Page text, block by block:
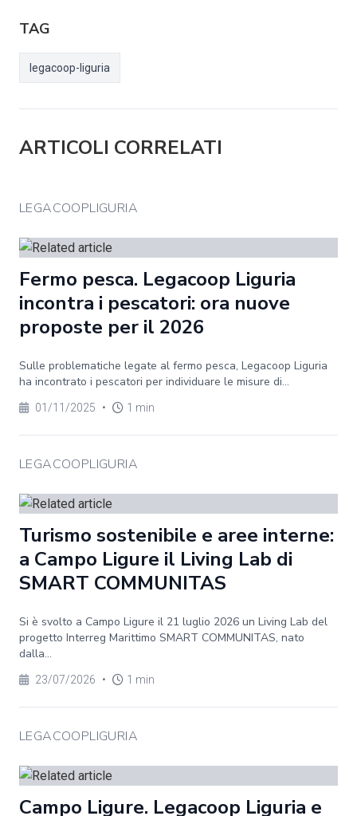
TAG
legacoop-liguria
ARTICOLI CORRELATI
LEGACOOPLIGURIA
Fermo pesca. Legacoop Liguria
incontra i pescatori: ora nuove
proposte per il 2026
Sulle problematiche legate al fermo pesca, Legacoop Liguria
ha incontrato i pescatori per individuare le misure di...
01/11/2025 • 1 min
LEGACOOPLIGURIA
Turismo sostenibile e aree interne:
a Campo Ligure il Living Lab di
SMART COMMUNITAS
Si è svolto a Campo Ligure il 21 luglio 2026 un Living Lab del
progetto Interreg Marittimo SMART COMMUNITAS, nato
dalla...
23/07/2026 • 1 min
LEGACOOPLIGURIA
Campo Ligure. Legacoop Liguria e